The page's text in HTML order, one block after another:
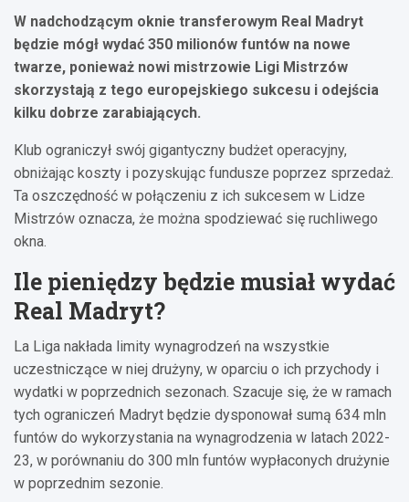
W nadchodzącym oknie transferowym Real Madryt
będzie mógł wydać 350 milionów funtów na nowe
twarze, ponieważ nowi mistrzowie Ligi Mistrzów
skorzystają z tego europejskiego sukcesu i odejścia
kilku dobrze zarabiających.
Klub ograniczył swój gigantyczny budżet operacyjny,
obniżając koszty i pozyskując fundusze poprzez sprzedaż.
Ta oszczędność w połączeniu z ich sukcesem w Lidze
Mistrzów oznacza, że ​​można spodziewać się ruchliwego
okna.
Ile pieniędzy będzie musiał wydać
Real Madryt?
La Liga nakłada limity wynagrodzeń na wszystkie
uczestniczące w niej drużyny, w oparciu o ich przychody i
wydatki w poprzednich sezonach. Szacuje się, że w ramach
tych ograniczeń Madryt będzie dysponował sumą 634 mln
funtów do wykorzystania na wynagrodzenia w latach 2022-
23, w porównaniu do 300 mln funtów wypłaconych drużynie
w poprzednim sezonie.